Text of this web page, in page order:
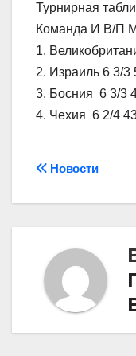
Турнирная
Команда И В/П
1.
2. Израиль 6 3/3
3. Босния 6 3/3
4. Чехия 6 2/4
записів
Новости